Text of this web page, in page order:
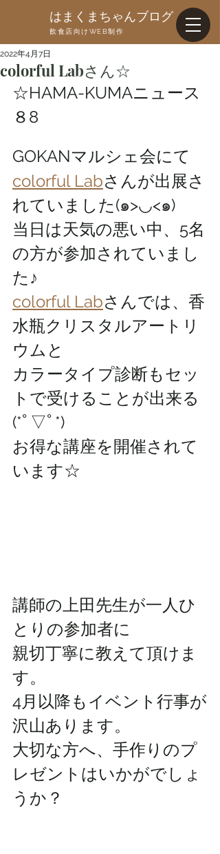
はまくまちゃんブログ
飲食店向けWEB制作
colorful Labさん☆
2022年4月7日
☆HAMA-KUMAニュース
８8
GOKANマルシェ会にて
colorful Labさんが出展さ
れていました(๑>◡<๑)
当日は天気の悪い中、5名
の方が参加されていまし
た♪
colorful Labさんでは、香
水瓶クリスタルアートリ
ウムと
カラータイプ診断もセッ
トで受けることが出来る
(*ﾟ▽ﾟ*)
お得な講座を開催されて
います☆
講師の上田先生が一人ひ
とりの参加者に
親切丁寧に教えて頂けま
す。
4月以降もイベント行事が
沢山あります。
大切な方へ、手作りのプ
レゼントはいかがでしょ
うか？